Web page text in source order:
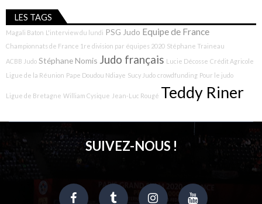
LES TAGS
Magali Baton L'interview du lundi PSG Judo Equipe de France
Championnats de France 1re division par équipes 2020 Stéphane Traineau
ACBB Judo Stéphane Nomis Judo français Lucie Décosse Crédit Agricole
Ligue de la Réunion Pape Doudou Ndiaye Sucy Judo crowdfunding Pour le judo
Ligue de Bretagne William Cysique Jean-Luc Rougé Teddy Riner
SUIVEZ-NOUS !